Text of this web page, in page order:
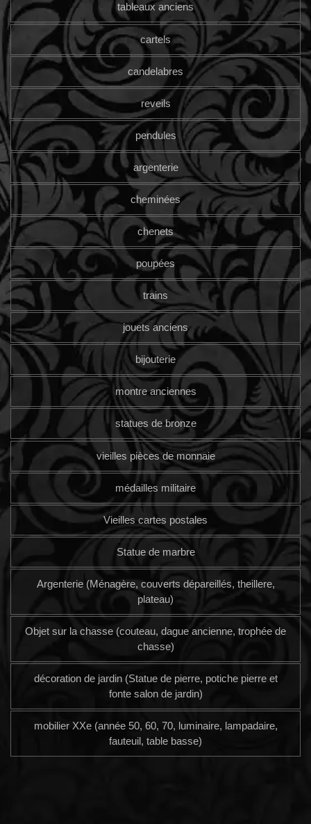
tableaux anciens
cartels
candelabres
reveils
pendules
argenterie
cheminées
chenets
poupées
trains
jouets anciens
bijouterie
montre anciennes
statues de bronze
vieilles pièces de monnaie
médailles militaire
Vieilles cartes postales
Statue de marbre
Argenterie (Ménagère, couverts dépareillés, theillere,
plateau)
Objet sur la chasse (couteau, dague ancienne, trophée de
chasse)
décoration de jardin (Statue de pierre, potiche pierre et
fonte salon de jardin)
mobilier XXe (année 50, 60, 70, luminaire, lampadaire,
fauteuil, table basse)